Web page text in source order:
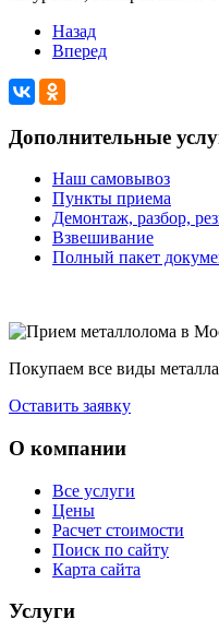
Назад
Вперед
Дополнительные
Наш самовывоз
Пункты приема
Демонтаж, разбор,
Взвешивание
Полный пакет
Покупаем все виды
Оставить заявку
О компании
Все услуги
Цены
Расчет стоимости
Поиск по сайту
Карта сайта
Услуги